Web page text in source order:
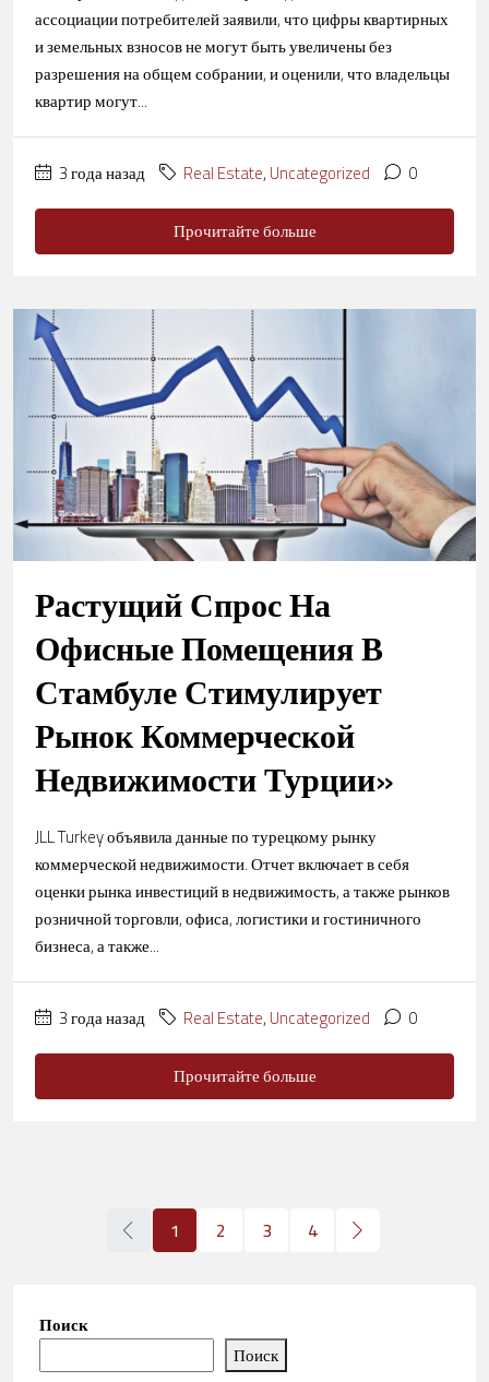
ассоциации потребителей заявили, что цифры квартирных
и земельных взносов не могут быть увеличены без
разрешения на общем собрании, и оценили, что владельцы
квартир могут...
3 года назад Real Estate,Uncategorized
0
Прочитайте больше
Растущий Спрос На
Офисные Помещения В
Стамбуле Стимулирует
Рынок Коммерческой
Недвижимости Турции»
JLL Turkey объявила данные по турецкому рынку
коммерческой недвижимости. Отчет включает в себя
оценки рынка инвестиций в недвижимость, а также рынков
розничной торговли, офиса, логистики и гостиничного
бизнеса, а также...
3 года назад Real Estate,Uncategorized
0
Прочитайте больше
1 2 3 4
Поиск
Поиск